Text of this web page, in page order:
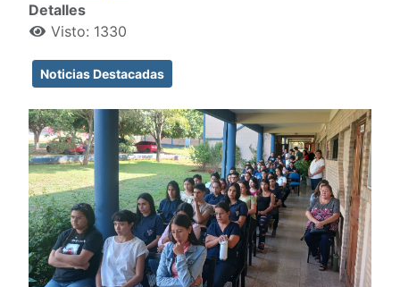
Detalles
Visto: 1330
Noticias Destacadas